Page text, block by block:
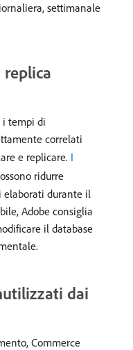
settimanale
i tempi di
correlati
e replicare. I
ridurre
durante il
Adobe consiglia
il database
dai
Commerce